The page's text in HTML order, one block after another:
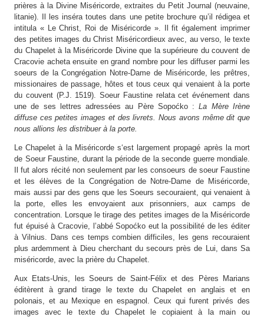
prières à la Divine Miséricorde, extraites du Petit Journal (neuvaine,
litanie). Il les inséra toutes dans une petite brochure qu’il rédigea et
intitula « Le Christ, Roi de Miséricorde ». Il fit également imprimer
des petites images du Christ Miséricordieux avec, au verso, le texte
du Chapelet à la Miséricorde Divine que la supérieure du couvent de
Cracovie acheta ensuite en grand nombre pour les diffuser parmi les
soeurs de la Congrégation Notre-Dame de Miséricorde, les prêtres,
missionaires de passage, hôtes et tous ceux qui venaient à la porte
du couvent (P.J. 1519). Soeur Faustine relata cet événement dans
une de ses lettres adressées au Père Sopoćko :La Mère Irène
diffuse ces petites images et des livrets. Nous avons même dit que
nous allions les distribuer à la porte.
Le Chapelet à la Miséricorde s‘est largement propagé après la mort
de Soeur Faustine, durant la période de la seconde guerre mondiale.
Il fut alors récité non seulement par les consoeurs de soeur Faustine
et les élèves de la Congrégation de Notre-Dame de Miséricorde,
mais aussi par des gens que les Soeurs secouraient, qui venaient à
la porte, elles les envoyaient aux prisonniers, aux camps de
concentration. Lorsque le tirage des petites images de la Miséricorde
fut épuisé à Cracovie, l’abbé Sopoćko eut la possibilité de les éditer
à Vilnius. Dans ces temps combien difficiles, les gens recouraient
plus ardemment à Dieu cherchant du secours près de Lui, dans Sa
miséricorde, avec la prière du Chapelet.
Aux Etats-Unis, les Soeurs de Saint-Félix et des Pères Marians
éditèrent à grand tirage le texte du Chapelet en anglais et en
polonais, et au Mexique en espagnol. Ceux qui furent privés des
images avec le texte du Chapelet le copiaient à la main ou